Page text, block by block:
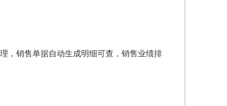
，销售单据自动生成明细可查，销售业绩排